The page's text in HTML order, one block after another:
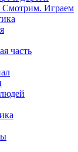
Смотрим. Играем
часть